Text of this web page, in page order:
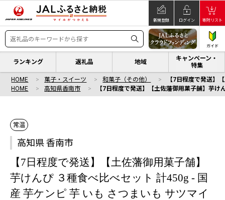
新規登録 ログイン 寄附リスト
ガイド
ランキング 返礼品 地域
キャンペーン・
特集
HOME 菓子・スイーツ 和菓子（その他）
【7日程度で発送】
HOME
高知県香南市 【7日程度で発送】【土佐藩御用菓子舗】芋
常温
高知県 香南市
【7日程度で発送】【土佐藩御用菓子舗】
芋けんぴ ３種食べ比べセット 計450g - 国
産 芋ケンピ 芋 いも さつまいも サツマイ